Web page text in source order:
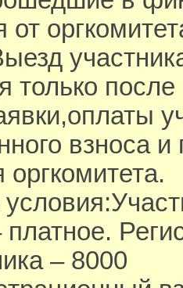
только
взноса
– 8000